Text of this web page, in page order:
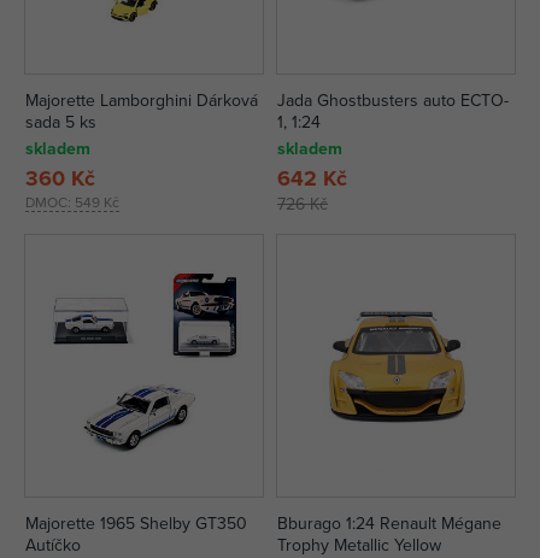
Majorette Lamborghini Dárková
sada 5 ks
skladem
DMOC: 549 Kč
360 Kč
Jada Ghostbusters auto ECTO-
1, 1:24
skladem
726 Kč
642 Kč
Majorette 1965 Shelby GT350
Autíčko
Bburago 1:24 Renault Mégane
Trophy Metallic Yellow